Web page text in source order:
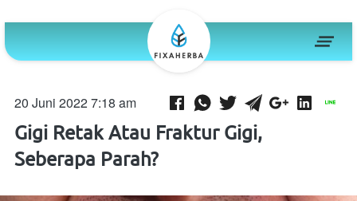
20 Juni 2022 7:18 am
Gigi Retak Atau Fraktur Gigi,
Seberapa Parah?